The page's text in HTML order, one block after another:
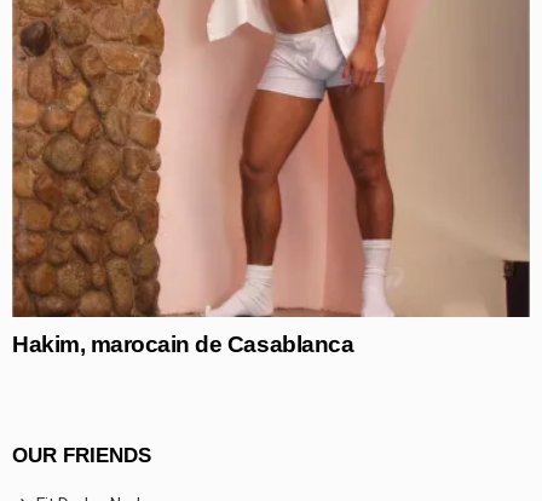
Hakim, marocain de Casablanca
OUR FRIENDS